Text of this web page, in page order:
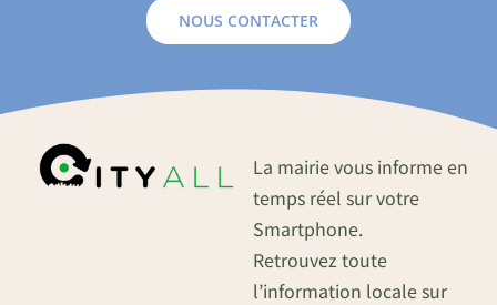
NOUS CONTACTER
La mairie vous informe en
temps réel sur votre
Smartphone.
Retrouvez toute
l’information locale sur